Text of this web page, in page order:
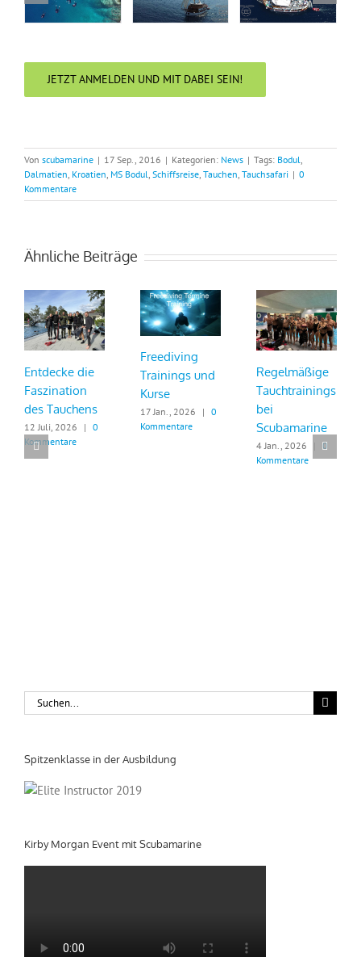
JETZT ANMELDEN UND MIT DABEI SEIN!
Von scubamarine | 17 Sep., 2016 | Kategorien: News | Tags: Bodul,
Dalmatien, Kroatien, MS Bodul, Schiffsreise, Tauchen, Tauchsafari | 0
Kommentare
Ähnliche Beiträge
Entdecke die
Faszination
des Tauchens
12 Juli, 2026 | 0
Kommentare
Freediving
Trainings und
Kurse
17 Jan., 2026 | 0
Kommentare
Regelmäßige
Tauchtrainings
bei
Scubamarine
4 Jan., 2026
0
Kommentare
Suche
nach:
Spitzenklasse in der Ausbildung
Kirby Morgan Event mit Scubamarine